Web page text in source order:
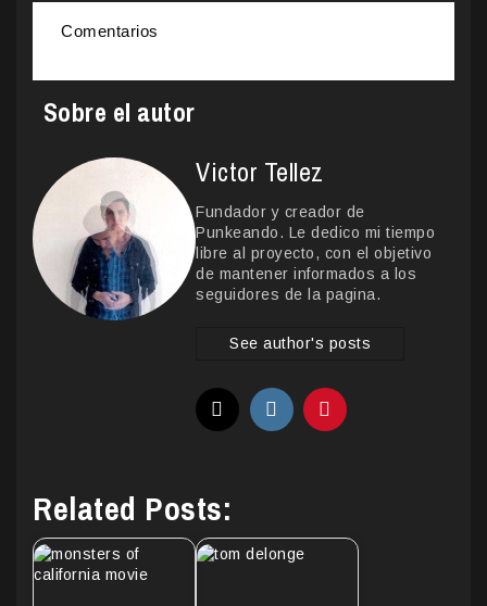
Comentarios
Sobre el autor
Victor Tellez
Fundador y creador de
Punkeando. Le dedico mi tiempo
libre al proyecto, con el objetivo
de mantener informados a los
seguidores de la pagina.
See author's posts
Related Posts: